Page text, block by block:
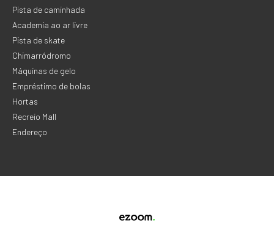
Pista de caminhada
Academia ao ar livre
Pista de skate
Chimarródromo
Máquinas de gelo
Empréstimo de bolas
Hortas
Recreio Mall
Endereço